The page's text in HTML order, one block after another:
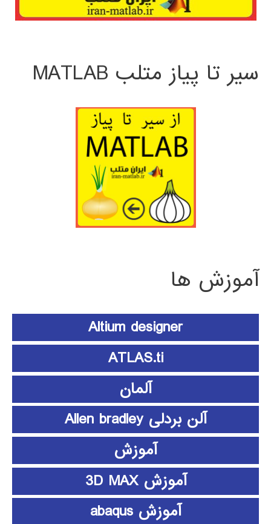
سیر تا پیاز متلب MATLAB
آموزش ها
Altium designer
ATLAS.ti
آلمان
آلن بردلی Allen bradley
آموزش
آموزش 3D MAX
آموزش abaqus